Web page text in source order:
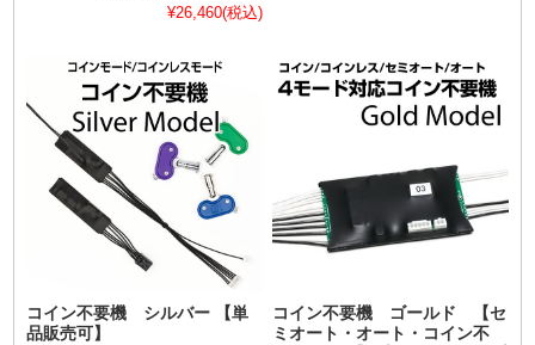
¥26,460(税込)
コイン不要機 シルバー 【単
品販売可】
コイン不要機 ゴールド 【セ
ミオート・オート・コイン不